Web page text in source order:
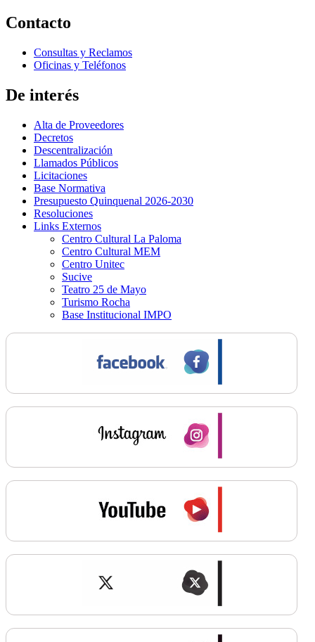
Contacto
Consultas y Reclamos
Oficinas y Teléfonos
De interés
Alta de Proveedores
Decretos
Descentralización
Llamados Públicos
Licitaciones
Base Normativa
Presupuesto Quinquenal 2026-2030
Resoluciones
Links Externos
Centro Cultural La Paloma
Centro Cultural MEM
Centro Unitec
Sucive
Teatro 25 de Mayo
Turismo Rocha
Base Institucional IMPO